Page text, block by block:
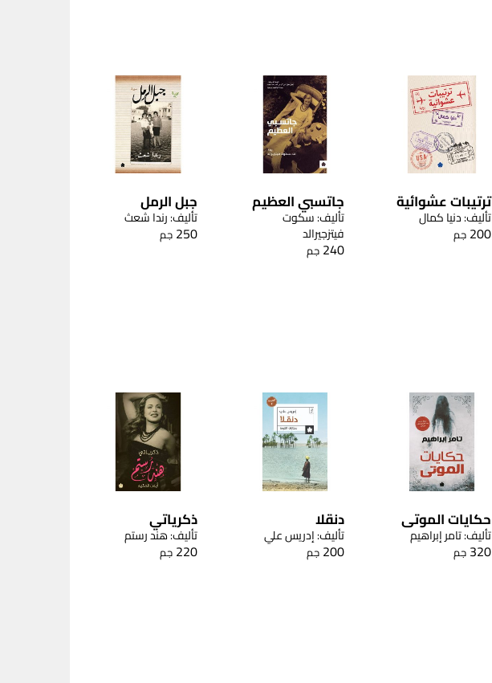
ترتيبات عشوائية
تأليف: دنيا كمال
200 جم
جاتسبي العظيم
تأليف: سكوت
فيتزجيرالد
240 جم
جبل الرمل
تأليف: رندا شعث
250 جم
حكايات الموتى
تأليف: تامر إبراهيم
320 جم
دنقلا
تأليف: إدريس علي
200 جم
ذكرياتي
تأليف: هند رستم
220 جم